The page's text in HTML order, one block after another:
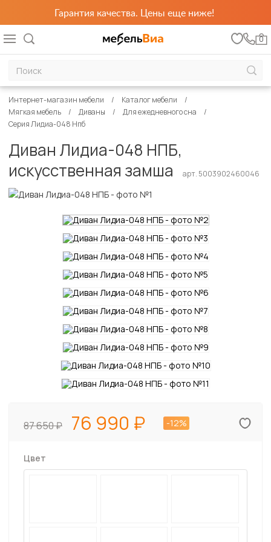
Гарантия качества. Цены еще ниже!
0
Интернет-магазин мебели
Каталог мебели
Мягкая мебель
Диваны
Для ежедневного сна
Серия Лидиа-048 Нпб
Диван Лидиа-048 НПБ,
искусственная замша
арт. 5003902460046
87 650 76 990 -12%
Цвет